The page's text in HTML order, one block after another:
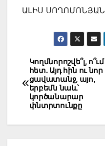
ԱԼԻՍ ՍՈՂՈՄՈՆՅԱՆ
Post
navigation
Կողմնորոշվե՞լ, ո՞ւմ
հետ. Այդ հին ու նոր
ցավատանջ, այո,
երբեմն նաև՝
կործանարար
փնտրտունքը